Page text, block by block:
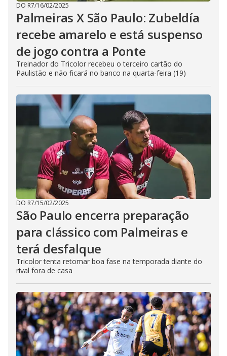
DO R7/16/02/2025
Palmeiras X São Paulo: Zubeldía
recebe amarelo e está suspenso
de jogo contra a Ponte
Treinador do Tricolor recebeu o terceiro cartão do
Paulistão e não ficará no banco na quarta-feira (19)
DO R7/15/02/2025
São Paulo encerra preparação
para clássico com Palmeiras e
terá desfalque
Tricolor tenta retomar boa fase na temporada diante do
rival fora de casa